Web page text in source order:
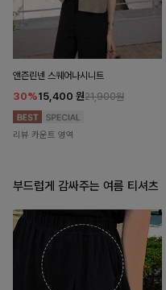
앤즌린넨 스퀘어나시니트
30%15,400 원21,900원
리뷰 카운트 영역
부드럽게 감싸주는 여름 티셔츠